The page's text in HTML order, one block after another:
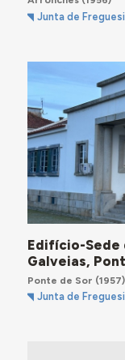
Junta de
Edifício-Sede
Galveias,
Ponte de Sor (1957)
Junta de